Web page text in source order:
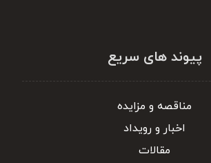
پیوند های سریع
مناقصه و مزایده
اخبار و رویداد
مقالات